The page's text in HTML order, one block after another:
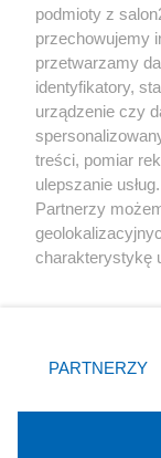
Kultura
X
podmioty z
przechowujemy
przetwarzamy
identyfikatory,
urządzenie czy
treści, pomiar
ulepszanie
Partnerzy
charakterystykę
zmienić/
znajdujący się
rodzaje
użytkownika,
PARTNERZY